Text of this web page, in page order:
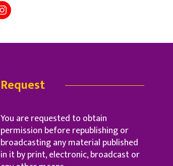
Request
You are requested to obtain
permission before republishing or
broadcasting any material published
in it by print, electronic, broadcast or